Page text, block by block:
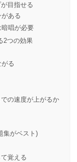
目指せる
ある
唱が必要
2つの効果
る
の速度が上がるか
集がベスト)
覚える